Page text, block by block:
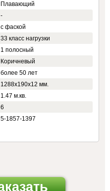
Плавающий
-
с фаской
33 класс нагрузки
1 полосный
Коричневый
более 50 лет
1288х190х12 мм.
1.47 м.кв.
6
5-1857-1397